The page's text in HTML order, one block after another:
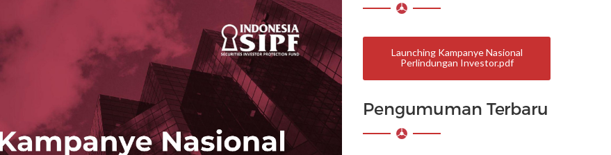
Launching Kampanye Nasional
Perlindungan Investor
Pengumuman Terbaru